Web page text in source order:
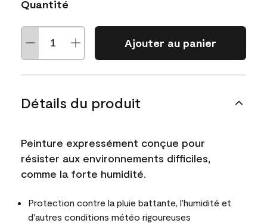
Quantité
Ajouter au panier
Détails du produit
Peinture expressément conçue pour
résister aux environnements difficiles,
comme la forte humidité.
Protection contre la pluie battante, l'humidité et
d'autres conditions météo rigoureuses